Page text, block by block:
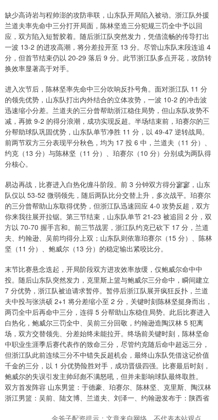
缺少高诗岩与程帅澎的攻防串联，山东队开局陷入被动。浙江队外援
兰道夫率先命中三分打开局面，陈林坚造三分犯规三罚全中予以回
应，双方陷入短暂胶着。随后浙江队突然发力，凭借流畅的传导打出
一波 13-2 的进攻高潮，将分差拉开至 13 分。尽管山东队末段连追 4
分，但首节结束仍以 20-29 落后 9 分。此节浙江队多点开花，攻防转
换效率显著高于对手。
进入次节后，陈林坚率先命中三分吹响反扑号角。面对浙江队 11 分
的领先优势，山东队打出内外结合的立体攻势，一波 10-2 的冲击波
迅速缩小分差。兰道夫的三分曾帮助浙江稳住局势，但山东队攻势不
减，再掀 9-2 的得分浪潮，成功实现反超。半场结束前，珀赛尔的三
分帮助球队巩固优势，山东队单节净胜 11 分，以 49-47 逆转战局。
前两节双方三分表现平分秋色，均为 17 投 6 中，兰道夫（11 分）、
约克（13 分）与陈林坚（11 分）、珀赛尔（10 分）分别成为两队得
分核心。
易边再战，比赛进入白热化缠斗阶段。前 3 分钟双方得分寥寥，山东
队仅以 53-52 微弱领先，随后两队比分交替上升，多次战平。珀赛尔
的三分曾帮助山东取得优势，但浙江队迅速回应 4-0 攻势反超，双方
你来我往展开拉锯。第三节结束，山东队单节 21-23 被追回 2 分，双
方以 70-70 握手言和。前三节战罢，浙江队约克已砍下 17 分，兰道
夫、约翰逊、吴前均得分上双；山东队则依靠珀赛尔（15 分）、陈林
坚（11 分）、鲍威尔（13 分）的稳定输出紧咬比分。
末节比赛悬念迭起，开局阶段双方进攻效率放缓，仅鲍威尔命中中
投。随后山东队突然发力，克里斯上篮与鲍威尔三分命中，瞬间建立
7 分优势，浙江队被迫请求暂停。暂停后浙江队展开疯狂反扑，兰道
夫中投与张洪硕 2+1 将分差缩小至 2 分，关键时刻陈林坚挺身而出，
两罚全中后再命中三分，连得 5 分帮助山东稳住局势。此后比赛进入
白热化，鲍威尔三罚全中、吴前三分回敬，约翰逊造陶汉林 5 犯离
场，双方交替领先、分差始终未能拉开。终场前关键时刻，陈林坚命
中职业生涯季后赛代表作的致命三分，尽管约克随后命中超远三分，
但浙江队此前连续三分不中错失反超机会，最终山东队凭借这记价值
千金的三分，以 1 分优势险胜对手，成功晋级四强。比赛最后时刻，
鲍威尔的失误引发主帅邱彪不满怒吼，但并未影响球队最终取胜。
双方首发阵容 山东男篮：于德豪、珀赛尔、陈林坚、克里斯、陶汉林
浙江男篮：吴前、陆文博、兰道夫、刘泽一、约翰逊发布于：陕西省